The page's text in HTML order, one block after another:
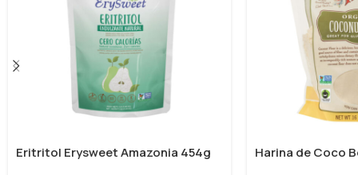
Eritritol Erysweet Amazonia 454g
Harina de Coco